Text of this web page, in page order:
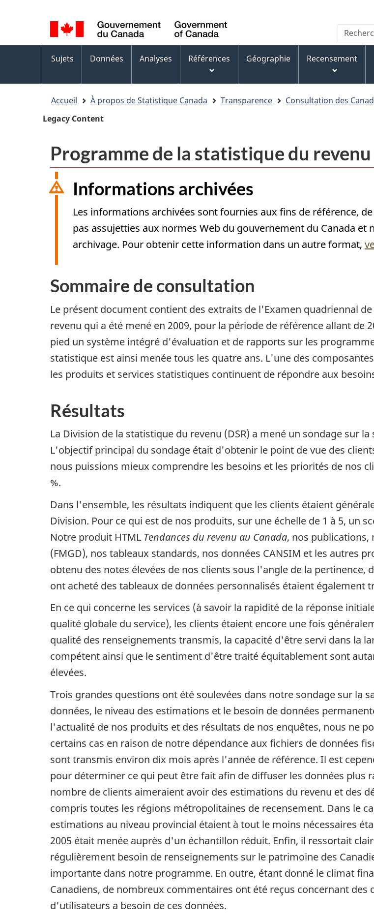
au
contenu
principal
au
pied
de
page
version
HTML
simplifiée
de
la
langue
Language
switcher
WxT
form
dans
Canada
Menus
des
sujets
Sujets Données Analyses Références Géographie Recensement
Accueil À propos de Statistique Canada Transparence Consultation des
Legacy Content
Programme de la statistique du revenu
Informations archivées
Les informations archivées sont fournies aux fins de référence,
pas assujetties aux normes Web du gouvernement du Canada
archivage. Pour obtenir cette information dans un autre format,
Sommaire de consultation
Le présent document contient des extraits de l'Examen quadriennal
revenu qui a été mené en 2009, pour la période de référence allant de
pied un système intégré d'évaluation et de rapports sur les
statistique est ainsi menée tous les quatre ans. L'une des
les produits et services statistiques continuent de répondre aux
Résultats
La Division de la statistique du revenu (DSR) a mené un sondage sur
L'objectif principal du sondage était d'obtenir le point de vue des
nous puissions mieux comprendre les besoins et les priorités de nos
%.
Dans l'ensemble, les résultats indiquent que les clients étaient
Division. Pour ce qui est de nos produits, sur une échelle de 1 à 5, un
Notre produit HTML Tendances du revenu au Canada, nos
(FMGD), nos tableaux standards, nos données CANSIM et les autres
obtenu des notes élevées de nos clients sous l'angle de la
ont acheté des tableaux de données personnalisés étaient
En ce qui concerne les services (à savoir la rapidité de la réponse
qualité globale du service), les clients étaient encore une fois
qualité des renseignements transmis, la capacité d'être servi dans la
compétent ainsi que le sentiment d'être traité équitablement sont
élevées.
Trois grandes questions ont été soulevées dans notre sondage sur la
données, le niveau des estimations et le besoin de données
l'actualité de nos produits et des résultats de nos enquêtes, nous ne
certains cas en raison de notre dépendance aux fichiers de données
sont transmis environ dix mois après l'année de référence. Il est
pour déterminer ce qui peut être fait afin de diffuser les données plus
nombre de clients aimeraient avoir des estimations du revenu et des
compris toutes les régions métropolitaines de recensement. Dans le
estimations au niveau provincial étaient à tout le moins nécessaires
2005 était menée auprès d'un échantillon réduit. Enfin, il ressortait
régulièrement besoin de renseignements sur le patrimoine des
importante dans notre programme. En outre, étant donné le climat
Canadiens, de nombreux commentaires ont été reçus concernant
d'utilisateurs a besoin de ces données.